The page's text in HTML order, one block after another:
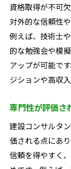
建設コ
住みよ
の挑戦
建設コ
事例
秋田県で理
建設コ
リア設
資格取得が不可
対外的な信頼性
例えば、技術士
的な勉強会や模
アップが可能で
ジションや高収
専門性が評価さ
建設コンサルタ
価される点にあ
信頼を得やすく